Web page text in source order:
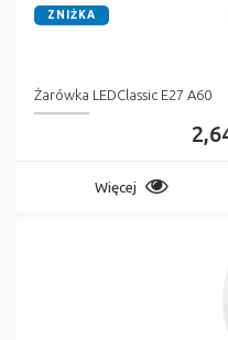
ZNIŻKA
Żarówka LEDClassic E27 A60
Więcej